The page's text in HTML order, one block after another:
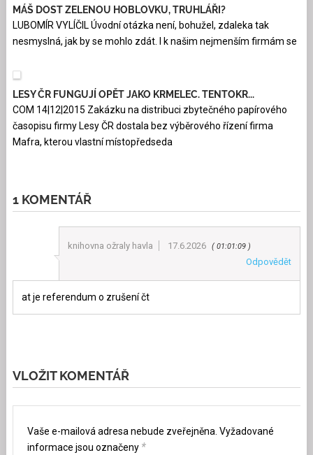
MÁŠ DOST ZELENOU HOBLOVKU, TRUHLÁŘI?
LUBOMÍR VYLÍČIL Úvodní otázka není, bohužel, zdaleka tak
nesmyslná, jak by se mohlo zdát. I k našim nejmenším firmám se
LESY ČR FUNGUJÍ OPĚT JAKO KRMELEC. TENTOKR...
COM 14|12|2015 Zakázku na distribuci zbytečného papírového
časopisu firmy Lesy ČR dostala bez výběrového řízení firma
Mafra, kterou vlastní místopředseda
1 KOMENTÁŘ
knihovna ožraly havla 17.6.2026 01:01:09
Odpovědět
at je referendum o zrušení čt
VLOŽIT KOMENTÁŘ
Vaše e-mailová adresa nebude zveřejněna. Vyžadované
informace jsou označeny *